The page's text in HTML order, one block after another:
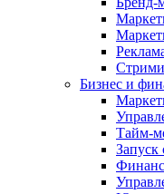
Бизнес и
Тайм-
Запуск